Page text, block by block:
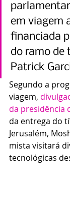
em viagem
financiada
do ramo de
Patrick
Segundo a
viagem,
da presidência
da entrega do
Jerusalém,
mista visitará
tecnológicas